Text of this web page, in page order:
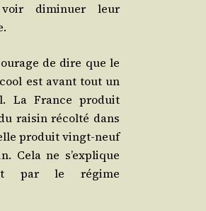
dimi­nuer leur
de dire que le
est avant tout un
La France pro­duit
rai­sin récol­té dans
pro­duit vingt-neuf
Cela ne s’explique
par le régime